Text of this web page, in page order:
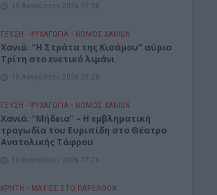
10 Αυγούστου 2026 07:30
ΓΕΎΣΗ - ΨΥΧΑΓΩΓΊΑ • ΝΟΜΌΣ ΧΑΝΊΩΝ
Χανιά: “Η Στράτα της Κισάμου” αύριο
Τρίτη στο ενετικό λιμάνι
10 Αυγούστου 2026 07:28
ΓΕΎΣΗ - ΨΥΧΑΓΩΓΊΑ • ΝΟΜΌΣ ΧΑΝΊΩΝ
Χανιά: “Μήδεια” – Η εμβληματική
τραγωδία του Ευριπίδη στο Θέατρο
Ανατολικής Τάφρου
10 Αυγούστου 2026 07:26
ΚΡΗΤΗ • ΜΑΤΙΕΣ ΣΤΟ ΠΑΡΕΛΘΟΝ